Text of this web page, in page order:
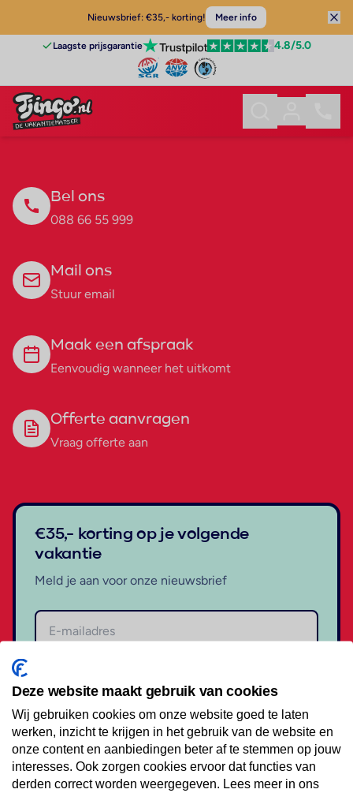
Nieuwsbrief: €35,- korting! Meer info
Laagste prijsgarantie 4.8/5.0
Bel ons
088 66 55 999
Mail ons
Stuur email
Maak een afspraak
Eenvoudig wanneer het uitkomt
Offerte aanvragen
Vraag offerte aan
€35,- korting op je volgende
vakantie
Meld je aan voor onze nieuwsbrief
Volg ons op social media
Deze website maakt gebruik van cookies
Wij gebruiken cookies om onze website goed te laten
werken, inzicht te krijgen in het gebruik van de website en
onze content en aanbiedingen beter af te stemmen op jouw
interesses. Ook zorgen cookies ervoor dat functies van
derden correct worden weergegeven. Lees meer in ons